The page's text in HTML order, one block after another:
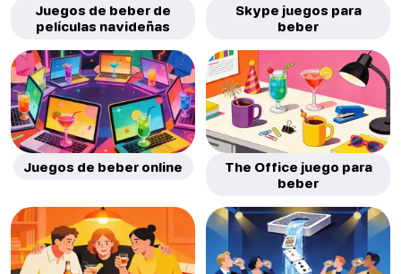
Juegos de beber de
películas navideñas
Skype juegos para
beber
Juegos de beber online
The Office juego para
beber